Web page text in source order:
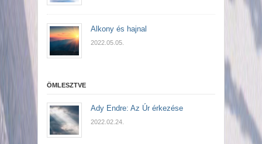
Alkony és hajnal
2022.05.05.
ÖMLESZTVE
Ady Endre: Az Úr érkezése
2022.02.24.